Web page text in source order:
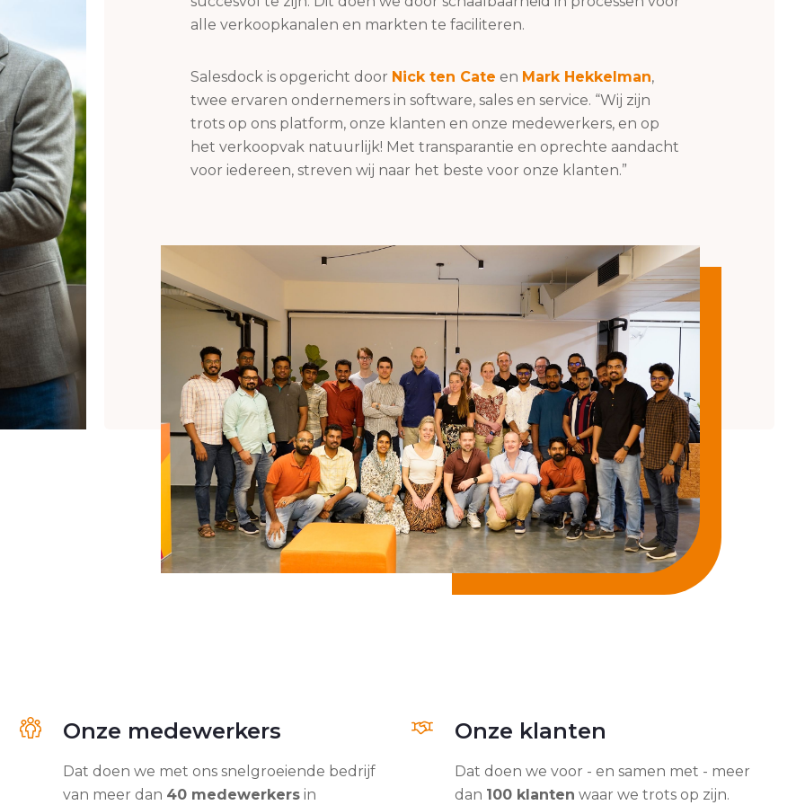
alle verkoopkanalen en markten te faciliteren.
Salesdock is opgericht door Nick ten Cate en Mark Hekkelman,
twee ervaren ondernemers in software, sales en service. “Wij zijn
trots op ons platform, onze klanten en onze medewerkers, en op
het verkoopvak natuurlijk! Met transparantie en oprechte aandacht
voor iedereen, streven wij naar het beste voor onze klanten.”
Onze medewerkers
Dat doen we met ons snelgroeiende bedrijf
van meer dan 40 medewerkers in
Onze klanten
Dat doen we voor - en samen met - meer
dan 100 klanten waar we trots op zijn.